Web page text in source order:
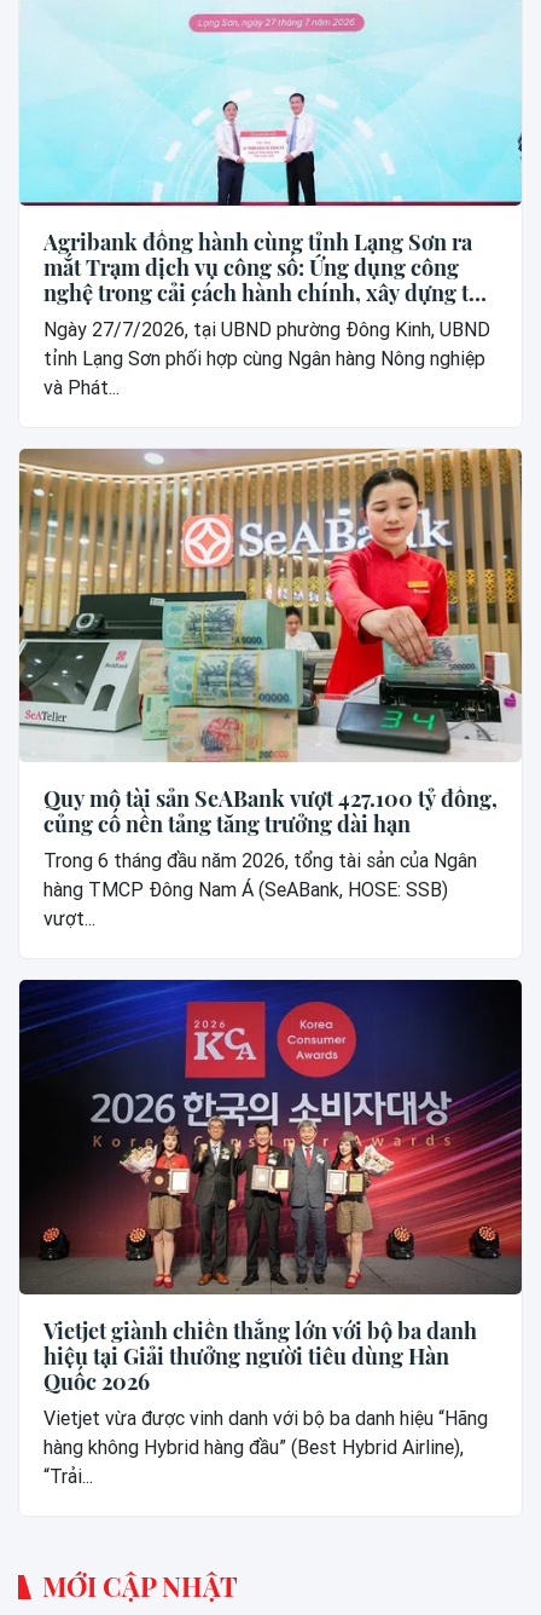
Agribank đồng hành cùng tỉnh Lạng Sơn ra
mắt Trạm dịch vụ công số: Ứng dụng công
nghệ trong cải cách hành chính, xây dựng thế
hệ “công dân số”
Ngày 27/7/2026, tại UBND phường Đông Kinh, UBND
tỉnh Lạng Sơn phối hợp cùng Ngân hàng Nông nghiệp
và Phát...
Quy mô tài sản SeABank vượt 427.100 tỷ đồng,
củng cố nền tảng tăng trưởng dài hạn
Trong 6 tháng đầu năm 2026, tổng tài sản của Ngân
hàng TMCP Đông Nam Á (SeABank, HOSE: SSB)
vượt...
Vietjet giành chiến thắng lớn với bộ ba danh
hiệu tại Giải thưởng người tiêu dùng Hàn
Quốc 2026
Vietjet vừa được vinh danh với bộ ba danh hiệu “Hãng
hàng không Hybrid hàng đầu” (Best Hybrid Airline),
“Trải...
MỚI CẬP NHẬT